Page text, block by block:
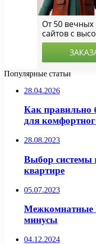
Популярные статьи
28.04.2026
Как правильно
для
28.08.2023
Выбор системы
квартире
05.07.2023
минусы
04.12.2024